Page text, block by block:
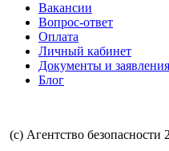
Вакансии
Вопрос-ответ
Оплата
Личный кабинет
Документы и заявления
Блог
(с) Агентство безопасности